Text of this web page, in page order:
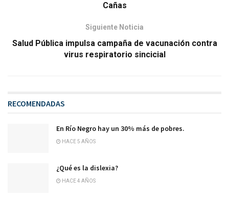
Cañas
Siguiente Noticia
Salud Pública impulsa campaña de vacunación contra
virus respiratorio sincicial
RECOMENDADAS
En Río Negro hay un 30% más de pobres.
HACE 5 AÑOS
¿Qué es la dislexia?
HACE 4 AÑOS